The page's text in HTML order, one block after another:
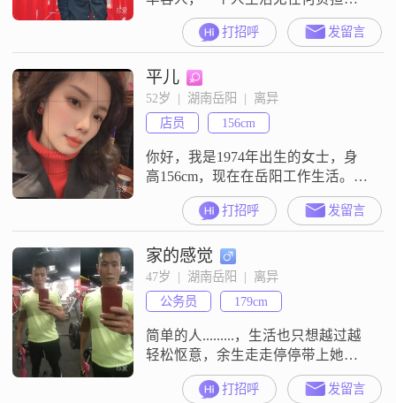
我性格内向，爱静，喜欢自驾游，
余生漫漫，不求轰轰烈烈，只愿三
餐四季有你相伴。懂彼此的温柔，
容彼此的小脾气，一起烟火寻常，
一起慢慢变老，愿与你携手，岁岁
年年，岁岁平安。有诚意找伴，非
诚勿扰。
打招呼 发留言
平儿
52岁  |  湖南岳阳  |  离异
店员
156cm
你好，我是1974年出生的女士，身
高156cm，现在在岳阳工作生活。我
的月收入在3001到5000元这个区
间，学历是高中及以下。平时我有
一些自己的小爱好，喜欢音乐欣
赏，也愿意研究美食烹饪，平时也
会自己动手做吃的。我还对摄影修
图感兴趣，偶尔会拍些照片再简单
修一修。平时也会做植物养护，在
家里养些花花草草。我还关注时尚
穿搭，
打招呼 发留言
家的感觉
47岁  |  湖南岳阳  |  离异
公务员
179cm
简单的人.........，生活也只想越过越
轻松怄意，余生走走停停带上她看
看周围美的一切，享受家的温暖有
爱有会有被爱##3002##只想好好生
打招呼 发留言